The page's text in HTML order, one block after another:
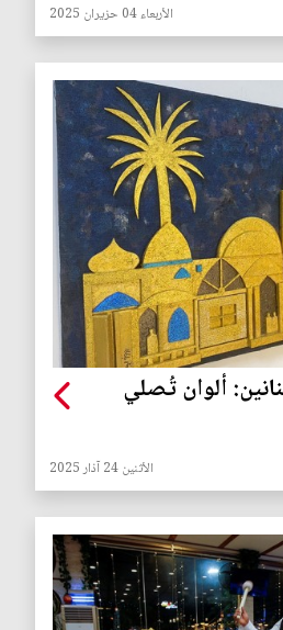
الأربعاء 04 حزيران 2025
ألوان تُصلي
الأثنين 24 آذار 2025